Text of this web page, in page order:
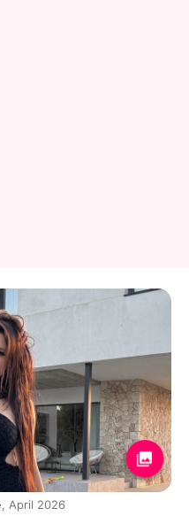
April 2026